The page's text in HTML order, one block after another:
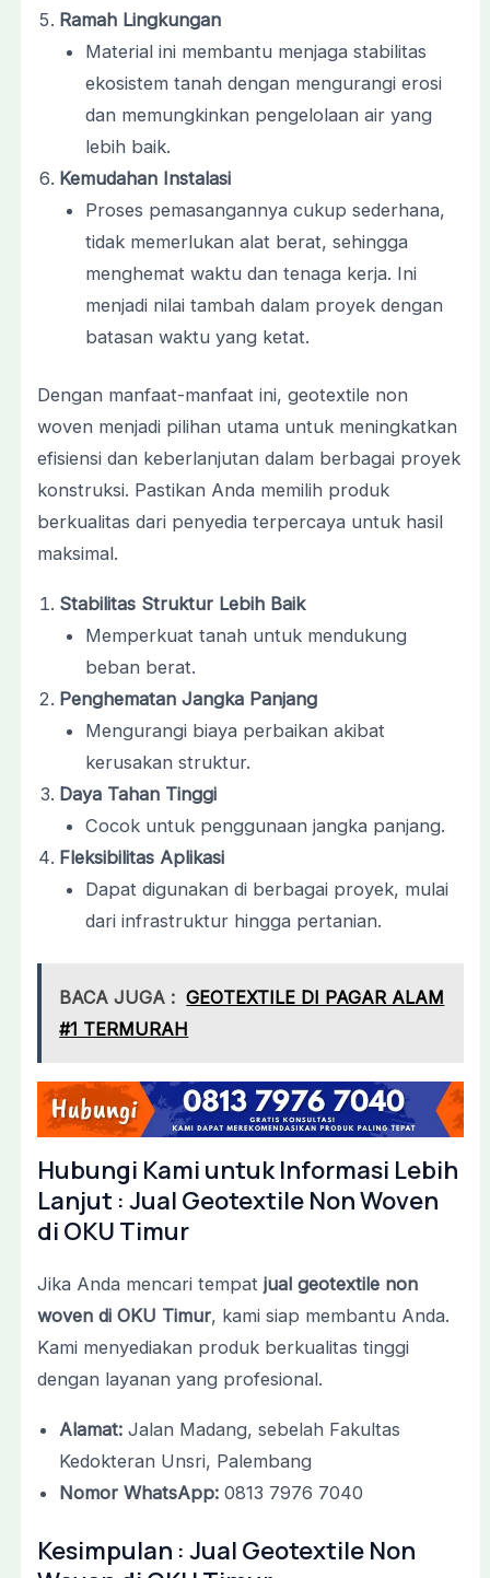
Ramah Lingkungan
Material ini membantu menjaga stabilitas
ekosistem tanah dengan mengurangi erosi
dan memungkinkan pengelolaan air yang
lebih baik.
Kemudahan Instalasi
Proses pemasangannya cukup sederhana,
tidak memerlukan alat berat, sehingga
menghemat waktu dan tenaga kerja. Ini
menjadi nilai tambah dalam proyek dengan
batasan waktu yang ketat.
Dengan manfaat-manfaat ini, geotextile non
woven menjadi pilihan utama untuk meningkatkan
efisiensi dan keberlanjutan dalam berbagai proyek
konstruksi. Pastikan Anda memilih produk
berkualitas dari penyedia terpercaya untuk hasil
maksimal.
Stabilitas Struktur Lebih Baik
Memperkuat tanah untuk mendukung
beban berat.
Penghematan Jangka Panjang
Mengurangi biaya perbaikan akibat
kerusakan struktur.
Daya Tahan Tinggi
Cocok untuk penggunaan jangka panjang.
Fleksibilitas Aplikasi
Dapat digunakan di berbagai proyek, mulai
dari infrastruktur hingga pertanian.
BACA JUGA : GEOTEXTILE DI PAGAR ALAM
#1 TERMURAH
Hubungi Kami untuk Informasi Lebih
Lanjut : Jual Geotextile Non Woven
di OKU Timur
Jika Anda mencari tempat jual geotextile non
woven di OKU Timur, kami siap membantu Anda.
Kami menyediakan produk berkualitas tinggi
dengan layanan yang profesional.
Alamat:Jalan Madang, sebelah Fakultas
Kedokteran Unsri, Palembang
Nomor WhatsApp:0813 7976 7040
Kesimpulan : Jual Geotextile Non